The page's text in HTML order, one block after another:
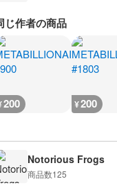
じ作者の商品
200 ¥200
Notorious Frogs
商品数125